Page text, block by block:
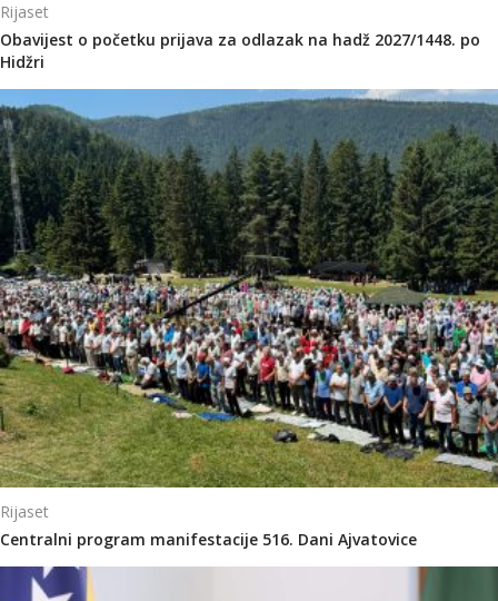
Rijaset
Obavijest o početku prijava za odlazak na hadž 2027/1448. po
Hidžri
Rijaset
Centralni program manifestacije 516. Dani Ajvatovice